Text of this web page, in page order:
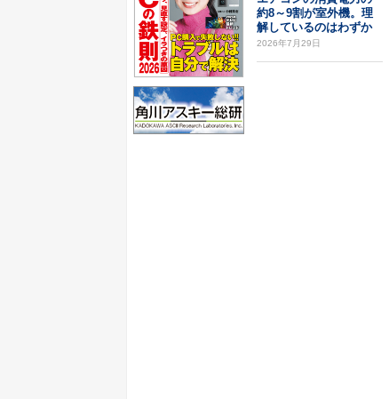
約8～9割が室外機。理
解しているのはわずか
5％。室外機の節電...
2026年7月29日